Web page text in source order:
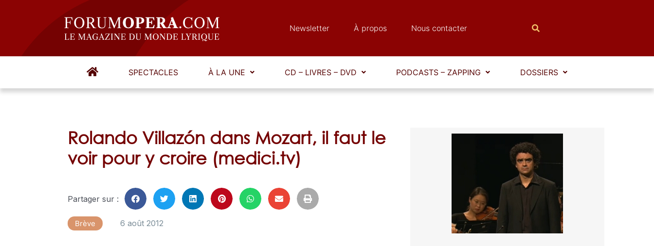
Newsletter À propos Nous contacter
SPECTACLES À LA UNE CD – LIVRES – DVD PODCASTS – ZAPPING DOSSIERS
Rolando Villazón dans Mozart, il faut le
voir pour y croire (medici.tv)
Partager sur :
Brève 6 août 2012